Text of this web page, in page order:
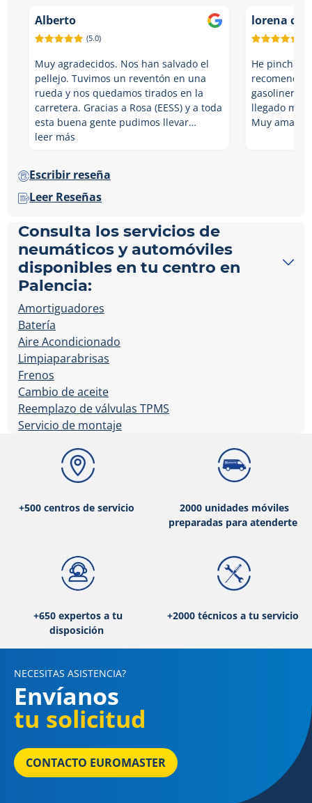
Alberto
(5.0)
Muy agradecidos. Nos han salvado el
pellejo. Tuvimos un reventón en una
rueda y nos quedamos tirados en la
carretera. Gracias a Rosa (EESS) y a toda
esta buena gente pudimos llevar…
leer más
lorena
He
gasolinera
llegado me
Muy
Escribir reseña
Leer Reseñas
Consulta los servicios de
neumáticos y automóviles
disponibles en tu centro en
Palencia:
Amortiguadores
Batería
Aire Acondicionado
Limpiaparabrisas
Frenos
Cambio de aceite
Reemplazo de válvulas TPMS
Servicio de montaje
+500 centros de servicio
2000 unidades móviles
preparadas para atenderte
+650 expertos a tu
disposición
+2000 técnicos a tu servicio
NECESITAS ASISTENCIA?
Envíanos
tu solicitud
CONTACTO EUROMASTER